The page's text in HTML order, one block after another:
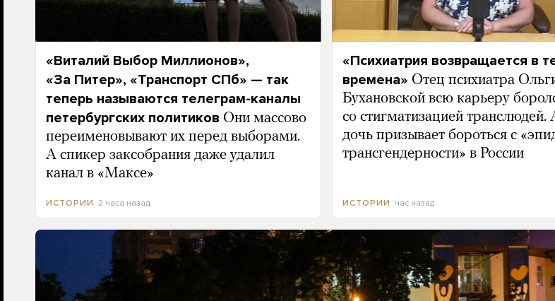
«Виталий Выбор Миллионов»,
«За Питер», «Транспорт СПб» — так
теперь называются телеграм-каналы
петербургских политиков Они массово
переименовывают их перед выборами.
А спикер заксобрания даже удалил
канал в «Максе»
ИСТОРИИ 2 часа назад
«Психиатрия возвращается в
времена» Отец психиатра
Бухановской всю карьеру
со стигматизацией транслюдей.
дочь призывает бороться с
трансгендерности» в России
ИСТОРИИ час назад